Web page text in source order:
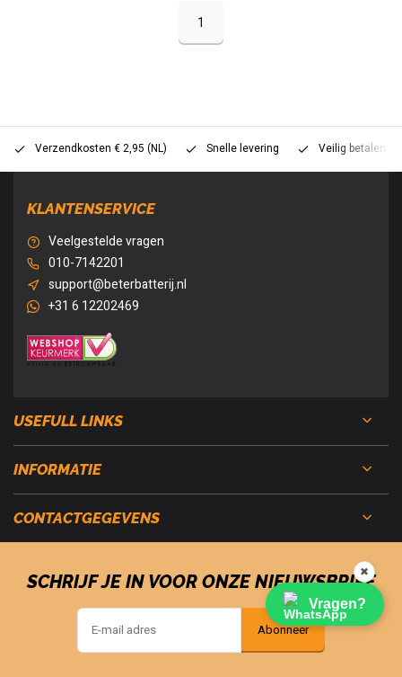
1
Verzendkosten € 2,95 (NL) Snelle levering Veilig betalen
KLANTENSERVICE
Veelgestelde vragen
010-7142201
support@beterbatterij.nl
+31 6 12202469
USEFULL LINKS
INFORMATIE
CONTACTGEGEVENS
SCHRIJF JE IN VOOR ONZE NIEUWSBRIEF
Abonneer
✖
Vragen?